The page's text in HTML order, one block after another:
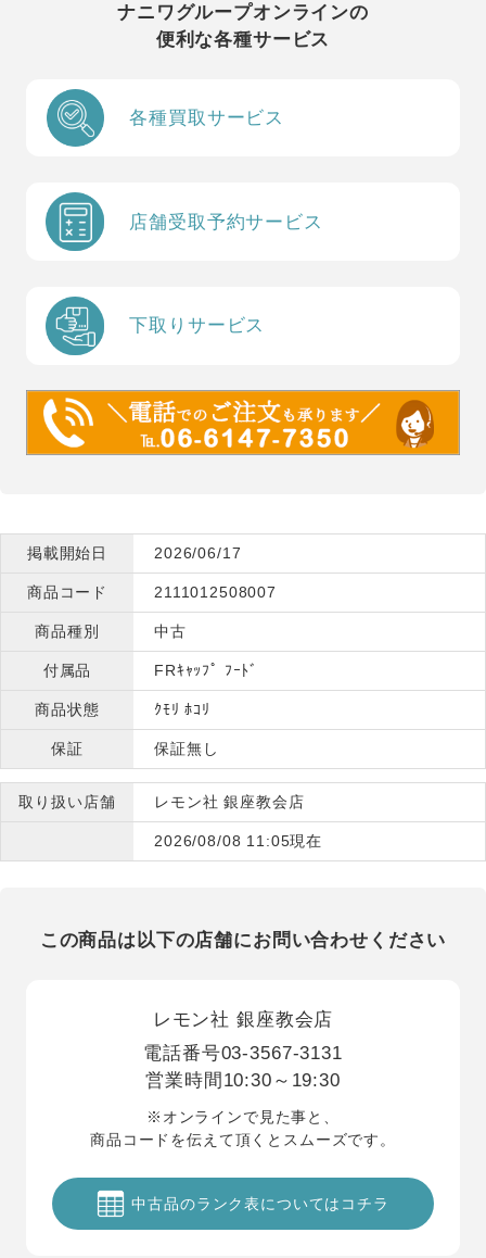
ナニワグループオンラインの
便利な各種サービス
各種買取サービス
店舗受取予約サービス
下取りサービス
掲載開始日 2026/06/17
商品コード 2111012508007
商品種別 中古
付属品 FRｷｬｯﾌﾟ ﾌｰﾄﾞ
商品状態 ｸﾓﾘ ﾎｺﾘ
保証 保証無し
取り扱い店舗 レモン社 銀座教会店
2026/08/08 11:05現在
この商品は以下の店舗にお問い合わせください
レモン社 銀座教会店
電話番号03-3567-3131
営業時間 10:30～19:30
※オンラインで見た事と、
商品コードを伝えて頂くとスムーズです。
中古品のランク表についてはコチラ